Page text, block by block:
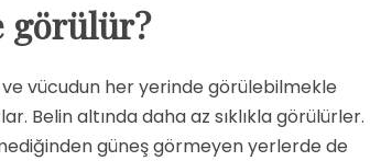
görülür?
vücudun her yerinde görülebilmekle
Belin altında daha az sıklıkla görülürler.
güneş görmeyen yerlerde de